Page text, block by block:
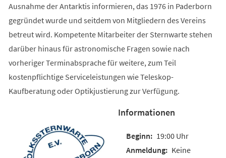
Ausnahme der Antarktis informieren, das 1976 in Paderborn
gegründet wurde und seitdem von Mitgliedern des Vereins
betreut wird. Kompetente Mitarbeiter der Sternwarte stehen
darüber hinaus für astronomische Fragen sowie nach
vorheriger Terminabsprache für weitere, zum Teil
kostenpflichtige Serviceleistungen wie Teleskop-
Kaufberatung oder Optikjustierung zur Verfügung.
Informationen
19:00 Uhr
Keine